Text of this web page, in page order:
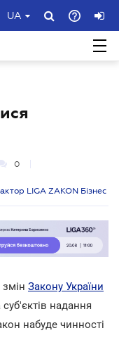
UA
0
LIGA ZAKON Бізнес
Закону України
надання
набуде чинності